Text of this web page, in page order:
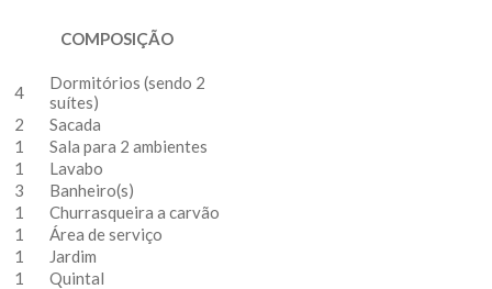
COMPOSIÇÃO
4
Dormitórios (sendo 2
suítes)
2
Sacada
1
Sala para 2 ambientes
1
Lavabo
3
Banheiro(s)
1
Churrasqueira a carvão
1
Área de serviço
1
Jardim
1
Quintal